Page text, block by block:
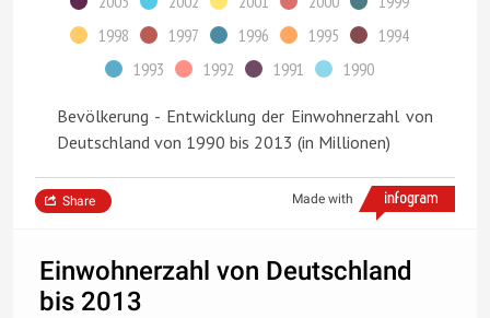
1998
1997 1996 1995
1994
1993
1992 1991 1990
Bevölkerung - Entwicklung der Einwohnerzahl von
Deutschland von 1990 bis 2013 (in Millionen)
Made with
Share
Einwohnerzahl von Deutschland
bis 2013